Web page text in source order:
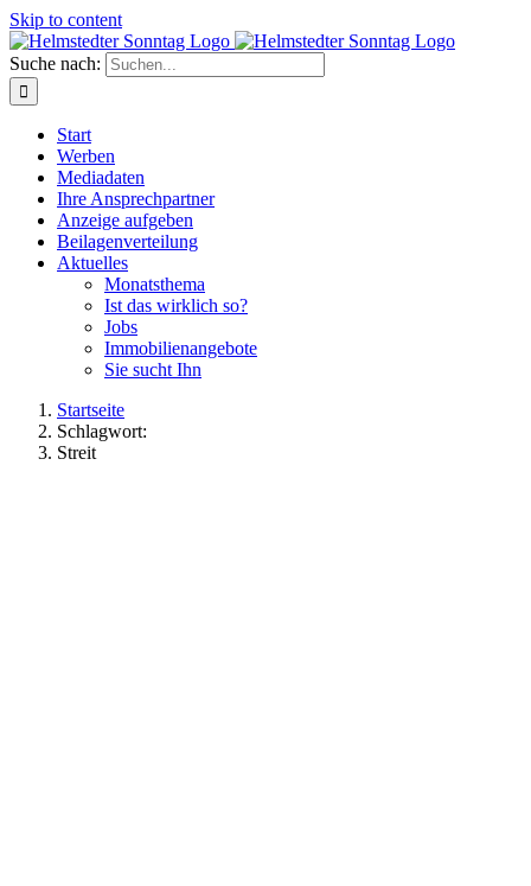
Skip to content
Suche nach:
Start
Werben
Mediadaten
Ihre Ansprechpartner
Anzeige aufgeben
Beilagenverteilung
Aktuelles
Monatsthema
Ist das wirklich so?
Jobs
Immobilienangebote
Sie sucht Ihn
Startseite
Schlagwort:
Streit